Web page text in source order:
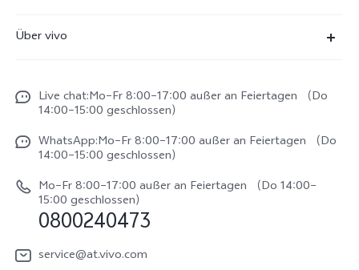
X300
V70
V70 FE
Y31e 5G
vivo Buds Air3
Funtouch OS
IMEI-Authentifizierung
System Verbesserung
Reparaturerfassung
Benutzerhandbuch
Log aktualisieren
Über vivo
Impressum
Rechtliche Hinweise
vivo Datenschutzcenter
Live chat:Mo–Fr 8:00–17:00 außer an Feiertagen （Do
14:00–15:00 geschlossen）
WhatsApp:Mo–Fr 8:00–17:00 außer an Feiertagen （Do
14:00–15:00 geschlossen）
Mo–Fr 8:00–17:00 außer an Feiertagen （Do 14:00–
15:00 geschlossen）
0800240473
service@at.vivo.com